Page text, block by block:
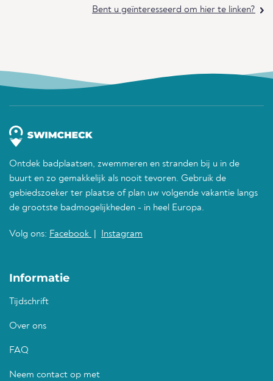
Bent u geïnteresseerd om hier te linken?
Ontdek badplaatsen, zwemmeren en stranden bij u in de
buurt en zo gemakkelijk als nooit tevoren. Gebruik de
gebiedszoeker ter plaatse of plan uw volgende vakantie langs
de grootste badmogelijkheden - in heel Europa.
Volg ons: Facebook Instagram
Informatie
Tijdschrift
Over ons
FAQ
Neem contact op met